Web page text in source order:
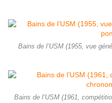
Bains de l’USM (1955, vue
Bains de l’USM (1961,